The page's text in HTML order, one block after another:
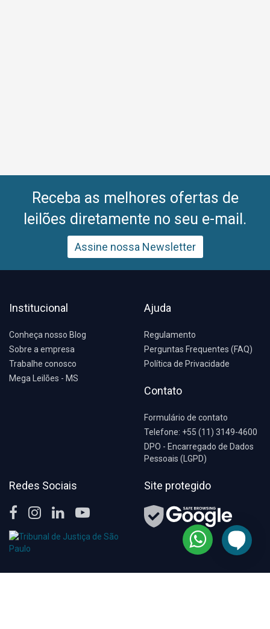
Receba as melhores ofertas de
leilões diretamente no seu e-mail.
Assine nossa Newsletter
Institucional
Conheça nosso Blog
Sobre a empresa
Trabalhe conosco
Mega Leilões - MS
Ajuda
Regulamento
Perguntas Frequentes (FAQ)
Política de Privacidade
Contato
Formulário de contato
Telefone: +55 (11) 3149-4600
DPO - Encarregado de Dados
Pessoais (LGPD)
Redes Sociais Site protegido